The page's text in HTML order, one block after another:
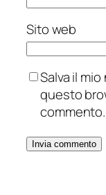
Sito web
Salva il
questo
commento.